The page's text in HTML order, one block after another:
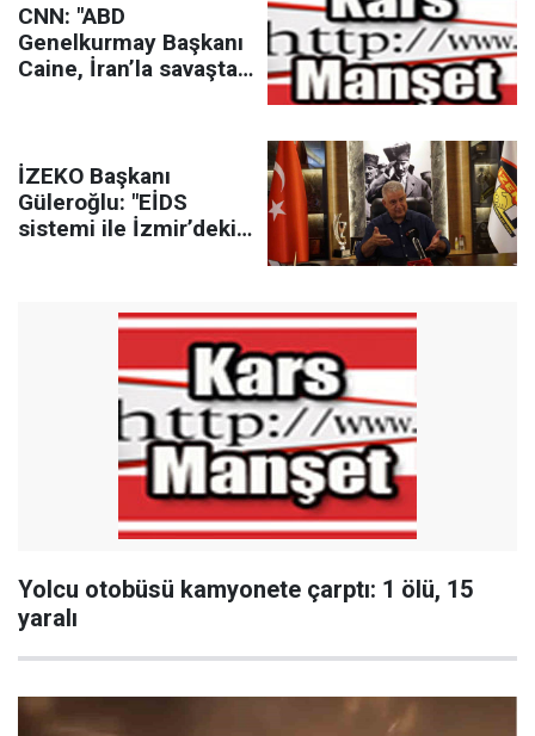
CNN: "ABD
Genelkurmay Başkanı
Caine, İran’la savaştan
İZEKO Başkanı
Güleroğlu: "EİDS
sistemi ile İzmir’deki
Yolcu otobüsü kamyonete çarptı: 1 ölü, 15
yaralı